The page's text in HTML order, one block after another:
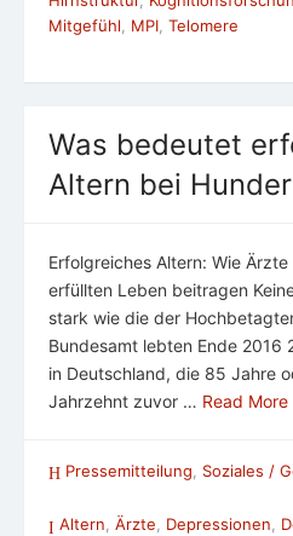
Mitgefühl
MPI Telomere
Was bedeutet
Altern bei
Erfolgreiches Altern: Wie
erfüllten Leben beitragen
stark wie die der
Bundesamt lebten Ende 2016
in Deutschland, die 85 Jahre
Jahrzehnt zuvor … Read More
Pressemitteilung Soziales /
Altern, Ärzte, Depressionen,